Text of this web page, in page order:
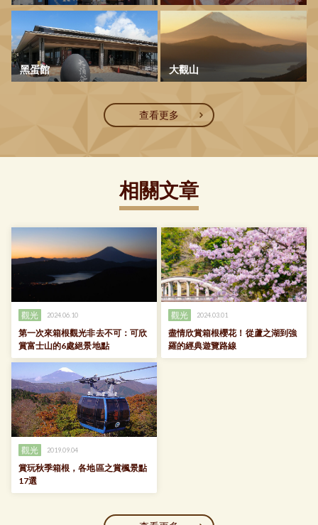
黑蛋館 大觀山
查看更多
相關文章
觀光 2024.06.10
第一次來箱根觀光非去不可：可欣
賞富士山的6處絕景地點
觀光 2024.03.01
盡情欣賞箱根櫻花！從蘆之湖到強
羅的經典遊覽路線
觀光 2019.09.04
賞玩秋季箱根，各地區之賞楓景點
17選